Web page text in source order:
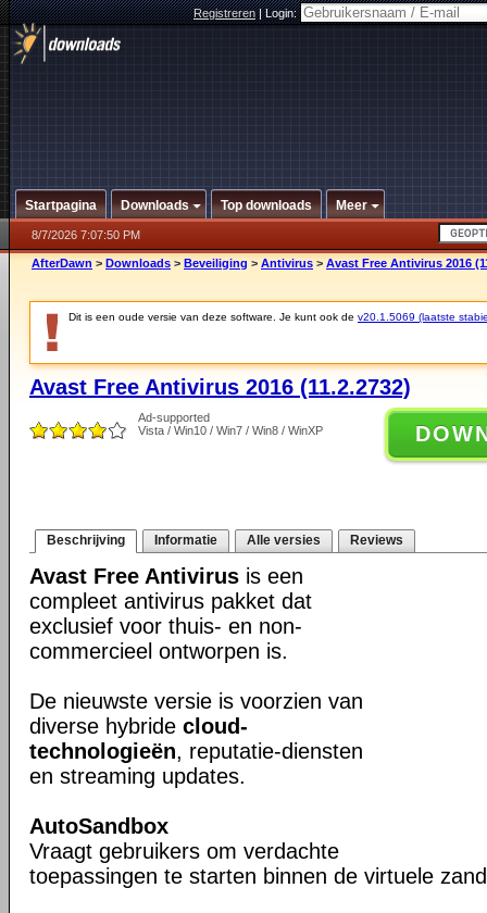
Registreren|Login:
Startpagina Downloads Top downloads Meer
8/7/2026 7:07:50 PM
AfterDawn > Downloads > Beveiliging > Antivirus > Avast Free Antivirus 2016
Dit is een oude versie van deze software. Je kunt ook de v20.1.5069 (laatste
Avast Free Antivirus 2016 (11.2.2732)
Ad-supported
Vista / Win10 / Win7 / Win8 / WinXP
Beschrijving Informatie Alle versies Reviews
Avast Free Antivirus is een
compleet antivirus pakket dat
exclusief voor thuis- en non-
commercieel ontworpen is.
De nieuwste versie is voorzien van
diverse hybride cloud-
technologieën, reputatie-diensten
en streaming updates.
AutoSandbox
Vraagt gebruikers om verdachte
toepassingen te starten binnen de virtuele